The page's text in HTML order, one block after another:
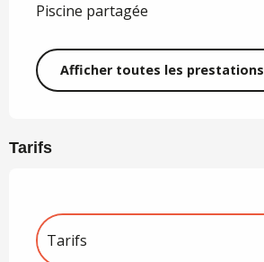
Piscine partagée
Afficher toutes les prestations
Tarifs
Tarifs